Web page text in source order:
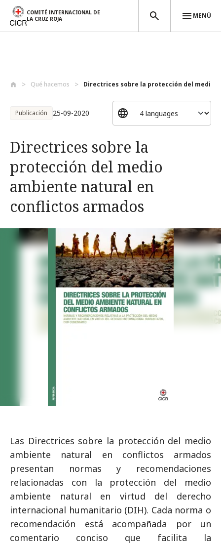
COMITÉ INTERNACIONAL DE
LA CRUZ ROJA
MENÚ
Qué hacemos Directrices sobre la protección del medi...
Publicación 25-09-2020
Directrices sobre la
protección del medio
ambiente natural en
conflictos armados
Las Directrices sobre la protección del medio
ambiente natural en conflictos armados
presentan normas y recomendaciones
relacionadas con la protección del medio
ambiente natural en virtud del derecho
internacional humanitario (DIH). Cada norma o
recomendación está acompañada por un
comentario conciso que facilita la